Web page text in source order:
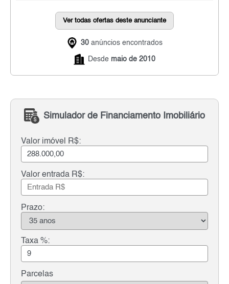
Ver todas ofertas deste anunciante
30 anúncios encontrados
Desde maio de 2010
Simulador de Financiamento Imobiliário
Valor imóvel R$:
Valor entrada R$:
Prazo:
Taxa %:
Parcelas